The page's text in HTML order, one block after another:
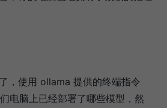
，使用 ollama 提供的终端指令
电脑上已经部署了哪些模型，然